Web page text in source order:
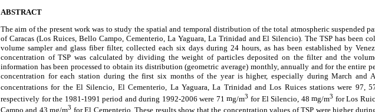
ABSTRACT
The aim of the present work was to study the spatial and temporal distribution of the total atmospheric suspended
of Caracas (Los Ruices, Bello Campo, Cementerio, La Yaguara, La Trinidad and El Silencio). The TSP has been
volume sampler and glass fiber filter, collected each six days during 24 hours, as has been established by
concentration of TSP was calculated by dividing the weight of particles deposited on the filter and the
information has been processed to obtain its distribution (geometric average) monthly, annually and for the entire
concentration for each station during the first six months of the year is higher, especially during March and
concentrations for the El Silencio, El Cementerio, La Yaguara, La Trinidad and Los Ruices stations were 97,
respectively for the 1981-1991 period and during 1992-2006 were 71mg/m3 for El Silencio, 48mg/m3 for Los
Campo and 43 mg/m3 for El Cementerio. These results show that the concentration values of TSP were higher